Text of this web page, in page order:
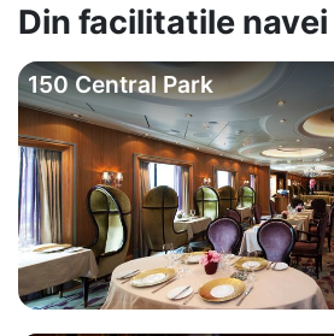
Din facilitatile navei
150 Central Park